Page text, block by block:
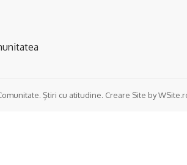
Știri cu atitudine. Creare Site by